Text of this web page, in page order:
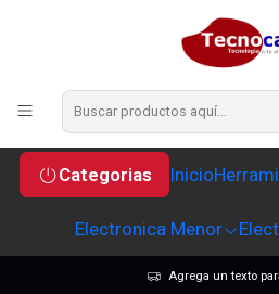
Categorias Inicio
Electronica Menor
Agrega un texto